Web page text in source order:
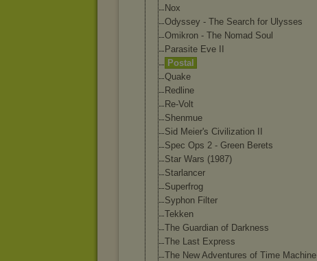
Nox
Odyssey - The Search for Ulysses
Omikron - The Nomad Soul
Parasite Eve II
Postal
Quake
Redline
Re-Volt
Shenmue
Sid Meier's Civilization II
Spec Ops 2 - Green Berets
Star Wars (1987)
Starlancer
Superfrog
Syphon Filter
Tekken
The Guardian of Darkness
The Last Express
The New Adventures of Time Machine